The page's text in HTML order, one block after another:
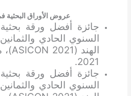
عروض الأوراق البحثية
جائزة أفضل ورقة
السنوي الحادي
2021.
جائزة أفضل ورقة
السنوي الحادي